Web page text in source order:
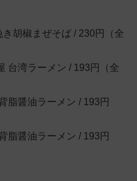
き胡椒まぜそば / 230円（全
台湾ラーメン / 193円（全
脂醤油ラーメン / 193円
脂醤油ラーメン / 193円